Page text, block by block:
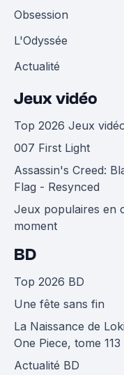
Obsession
L'Odyssée
Actualité
Jeux vidéo
Top 2026 Jeux
007 First Light
Assassin's Creed:
Flag - Resynced
Jeux populaires en
moment
BD
Top 2026 BD
Une fête sans fin
La Naissance de
One Piece, tome 113
Actualité BD